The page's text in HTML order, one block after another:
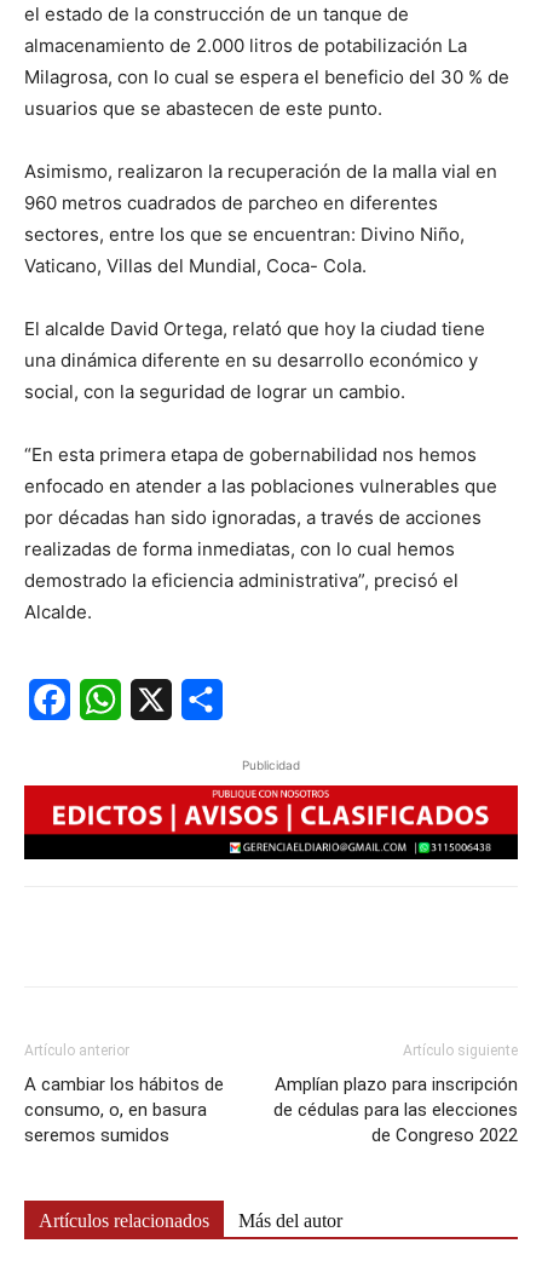
el estado de la construcción de un tanque de
almacenamiento de 2.000 litros de potabilización La
Milagrosa, con lo cual se espera el beneficio del 30 % de
usuarios que se abastecen de este punto.
Asimismo, realizaron la recuperación de la malla vial en
960 metros cuadrados de parcheo en diferentes
sectores, entre los que se encuentran: Divino Niño,
Vaticano, Villas del Mundial, Coca- Cola.
El alcalde David Ortega, relató que hoy la ciudad tiene
una dinámica diferente en su desarrollo económico y
social, con la seguridad de lograr un cambio.
“En esta primera etapa de gobernabilidad nos hemos
enfocado en atender a las poblaciones vulnerables que
por décadas han sido ignoradas, a través de acciones
realizadas de forma inmediatas, con lo cual hemos
demostrado la eficiencia administrativa”, precisó el
Alcalde.
FacebookWhatsApp
Publicidad
Artículo anterior
A cambiar los hábitos de
consumo, o, en basura
seremos sumidos
Artículo siguiente
Amplían plazo para inscripción
de cédulas para las elecciones
de Congreso 2022
Artículos relacionados Más del autor